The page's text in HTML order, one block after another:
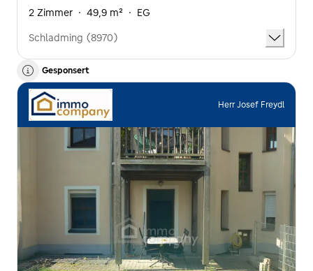
2 Zimmer · 49,9 m² · EG
Schladming (8970)
Gesponsert
Herr Josef Freydl